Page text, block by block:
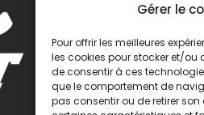
Gérer le
Pour offrir les meilleures
les cookies pour stocker et/
de consentir à ces
que le comportement de
pas consentir ou de retirer